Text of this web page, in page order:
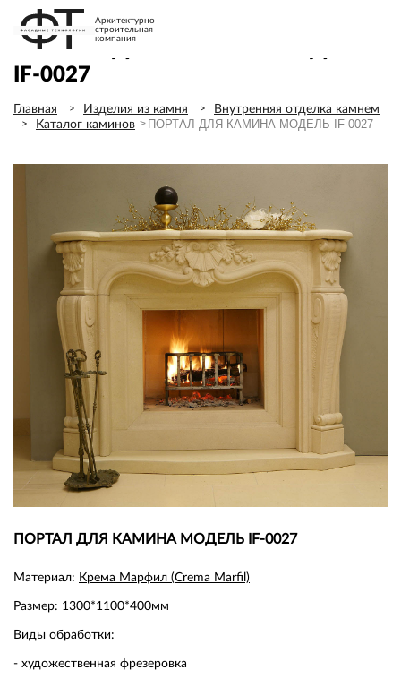
Архитектурно
строительная
компания
ПОРТАЛ ДЛЯ КАМИНА МОДЕЛЬ
IF-0027
Главная Изделия из камня
Внутренняя отделка камнем
Каталог каминов
ПОРТАЛ ДЛЯ КАМИНА МОДЕЛЬ IF-0027
ПОРТАЛ ДЛЯ КАМИНА МОДЕЛЬ IF-0027
Материал: Крема Марфил (Crema Marfil)
Размер: 1300*1100*400мм
Виды обработки:
- художественная фрезеровка